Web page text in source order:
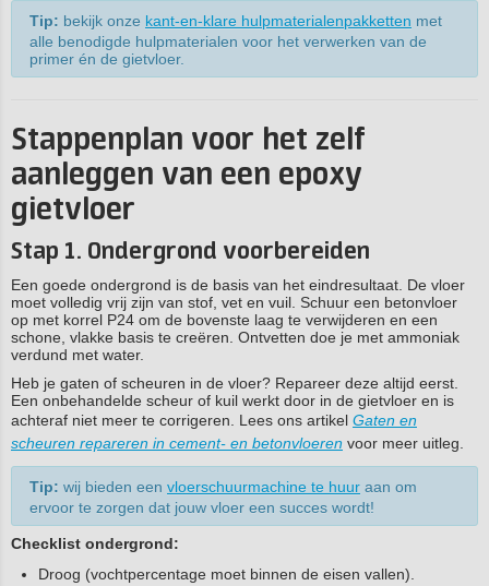
Tip: bekijk onze kant-en-klare hulpmaterialenpakketten met
alle benodigde hulpmaterialen voor het verwerken van de
primer én de gietvloer.
Stappenplan voor het zelf
aanleggen van een epoxy
gietvloer
Stap 1. Ondergrond voorbereiden
Een goede ondergrond is de basis van het eindresultaat. De vloer
moet volledig vrij zijn van stof, vet en vuil. Schuur een betonvloer
op met korrel P24 om de bovenste laag te verwijderen en een
schone, vlakke basis te creëren. Ontvetten doe je met ammoniak
verdund met water.
Heb je gaten of scheuren in de vloer? Repareer deze altijd eerst.
Een onbehandelde scheur of kuil werkt door in de gietvloer en is
achteraf niet meer te corrigeren. Lees ons artikel Gaten en
scheuren repareren in cement- en betonvloeren voor meer uitleg.
Tip: wij bieden een vloerschuurmachine te huur aan om
ervoor te zorgen dat jouw vloer een succes wordt!
Checklist ondergrond:
Droog (vochtpercentage moet binnen de eisen vallen).